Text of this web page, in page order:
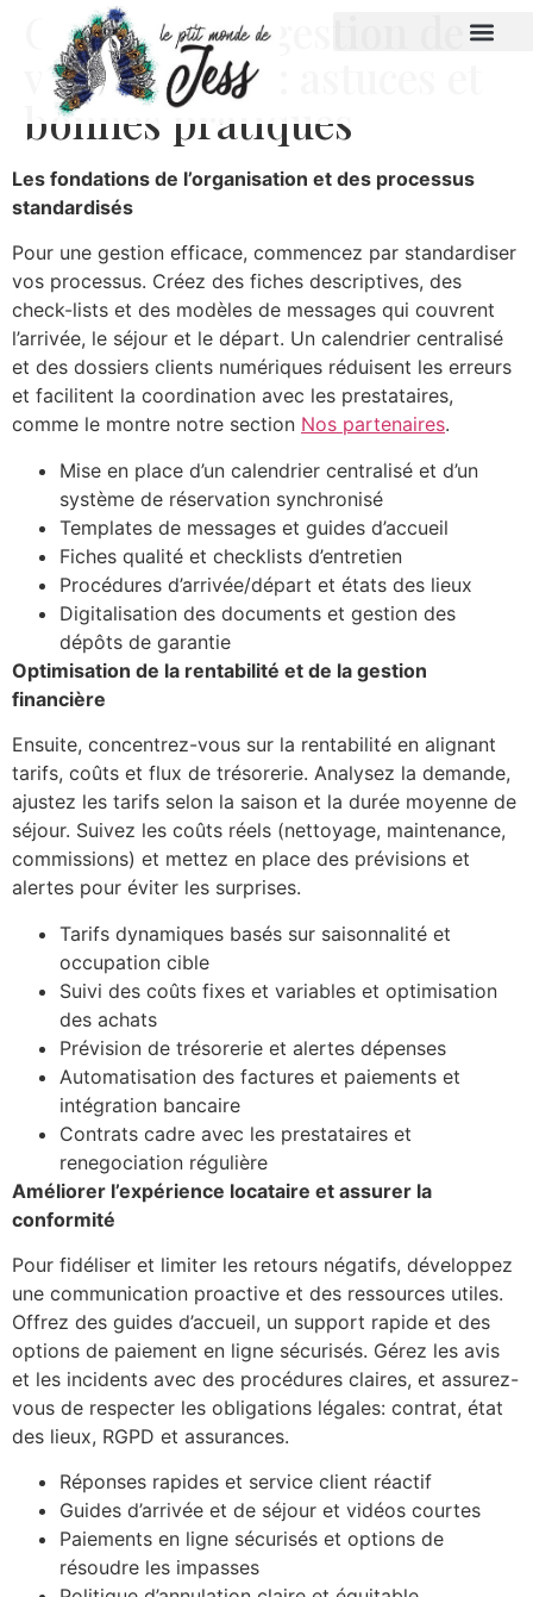
Optimiser la gestion de
vos locations : astuces et
bonnes pratiques
Les fondations de l’organisation et des processus
standardisés
Pour une gestion efficace, commencez par standardiser
vos processus. Créez des fiches descriptives, des
check-lists et des modèles de messages qui couvrent
l’arrivée, le séjour et le départ. Un calendrier centralisé
et des dossiers clients numériques réduisent les erreurs
et facilitent la coordination avec les prestataires,
comme le montre notre section Nos partenaires.
Mise en place d’un calendrier centralisé et d’un
système de réservation synchronisé
Templates de messages et guides d’accueil
Fiches qualité et checklists d’entretien
Procédures d’arrivée/départ et états des lieux
Digitalisation des documents et gestion des
dépôts de garantie
Optimisation de la rentabilité et de la gestion
financière
Ensuite, concentrez-vous sur la rentabilité en alignant
tarifs, coûts et flux de trésorerie. Analysez la demande,
ajustez les tarifs selon la saison et la durée moyenne de
séjour. Suivez les coûts réels (nettoyage, maintenance,
commissions) et mettez en place des prévisions et
alertes pour éviter les surprises.
Tarifs dynamiques basés sur saisonnalité et
occupation cible
Suivi des coûts fixes et variables et optimisation
des achats
Prévision de trésorerie et alertes dépenses
Automatisation des factures et paiements et
intégration bancaire
Contrats cadre avec les prestataires et
renegociation régulière
Améliorer l’expérience locataire et assurer la
conformité
Pour fidéliser et limiter les retours négatifs, développez
une communication proactive et des ressources utiles.
Offrez des guides d’accueil, un support rapide et des
options de paiement en ligne sécurisés. Gérez les avis
et les incidents avec des procédures claires, et assurez-
vous de respecter les obligations légales: contrat, état
des lieux, RGPD et assurances.
Réponses rapides et service client réactif
Guides d’arrivée et de séjour et vidéos courtes
Paiements en ligne sécurisés et options de
résoudre les impasses